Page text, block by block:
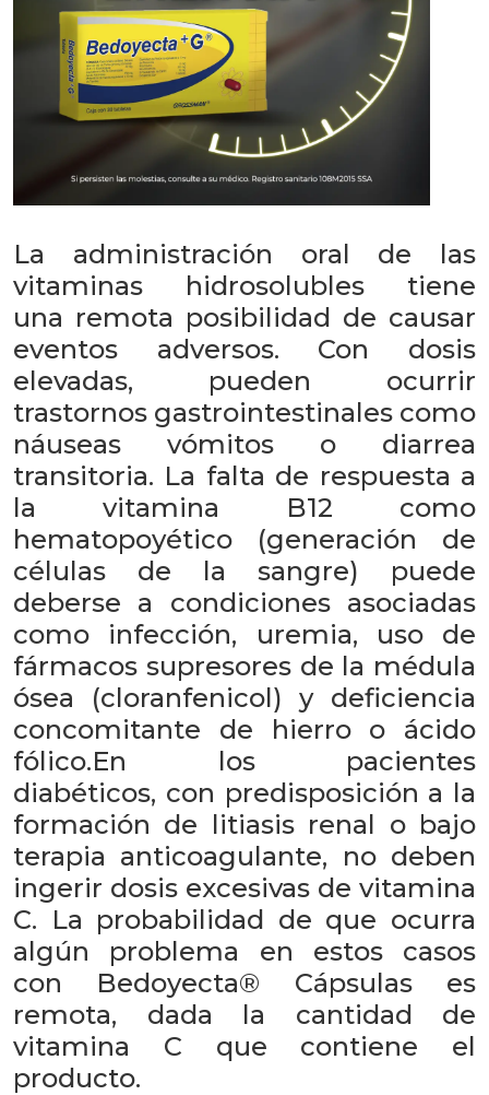
La administración oral de las
vitaminas hidrosolubles tiene
una remota posibilidad de causar
eventos adversos. Con dosis
elevadas, pueden ocurrir
trastornos gastrointestinales como
náuseas vómitos o diarrea
transitoria. La falta de respuesta a
la vitamina B12 como
hematopoyético (generación de
células de la sangre) puede
deberse a condiciones asociadas
como infección, uremia, uso de
fármacos supresores de la médula
ósea (cloranfenicol) y deficiencia
concomitante de hierro o ácido
fólico.En los pacientes
diabéticos, con predisposición a la
formación de litiasis renal o bajo
terapia anticoagulante, no deben
ingerir dosis excesivas de vitamina
C. La probabilidad de que ocurra
algún problema en estos casos
con Bedoyecta® Cápsulas es
remota, dada la cantidad de
vitamina C que contiene el
producto.